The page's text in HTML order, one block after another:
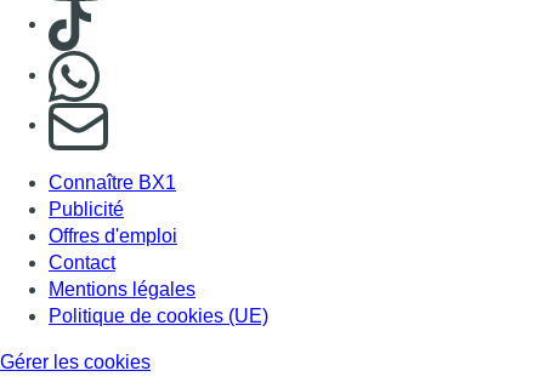
Consulter TikTok
S'abonner à notre newsletter
Connaître BX1
Publicité
Offres d'emploi
Contact
Mentions légales
Politique de cookies (UE)
Gérer les cookies